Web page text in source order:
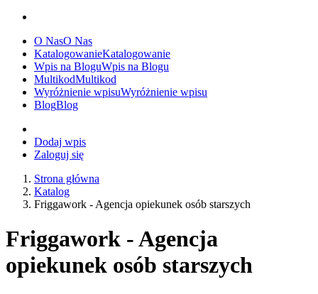
O NasO Nas
KatalogowanieKatalogowanie
Wpis na BloguWpis na Blogu
MultikodMultikod
Wyróżnienie wpisuWyróżnienie wpisu
BlogBlog
Dodaj wpis
Zaloguj się
Strona główna
Katalog
Friggawork - Agencja opiekunek osób starszych
Friggawork - Agencja
opiekunek osób starszych